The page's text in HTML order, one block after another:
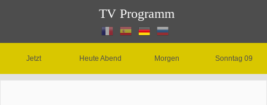
TV Programm
Jetzt Heute Abend Morgen Sonntag 09